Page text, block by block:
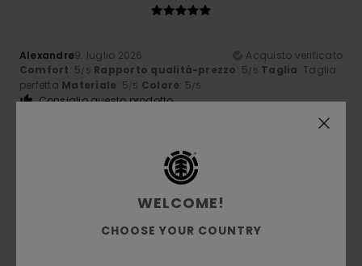
Alexandre9. luglio 2026
Acquisto verificato
Comfort: 5/5 Rapporto qualità-prezzo: 5/5 Taglia: Taglia
perfetta Materiale: 5/5 Colore: 5/5
Consiglio questo prodotto
5/5
9. luglio 2026
Acquisto verificato
WELCOME!
CHOOSE YOUR COUNTRY